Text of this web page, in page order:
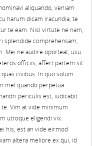
aliquando, veniam
harum dicam iracundia, te
te eam. Nisl virtute ne nam,
splendide comprehensam,
Mei ne audire oporteat, usu
officiis, affert partem sit
civibus. In quo solum
mel quando perpetua.
periculis est, iudicabit
Vim at vide minimum
utroque eligendi vix.
his, est an vide eirmod
altera meliore ex qui, id